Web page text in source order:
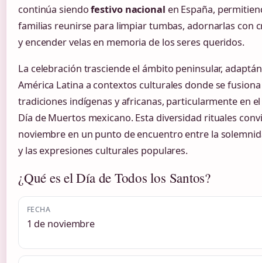
continúa siendofestivo nacional en España,
familias reunirse para limpiar tumbas, adornarlas con
y encender velas en memoria de los seres queridos.
La celebración trasciende el ámbito peninsular,
América Latina a contextos culturales donde se
tradiciones indígenas y africanas, particularmente en
Día de Muertos mexicano. Esta diversidad rituales
noviembre en un punto de encuentro entre la
y las expresiones culturales populares.
¿Qué es el Día de Todos los Santos?
FECHA
1 de noviembre